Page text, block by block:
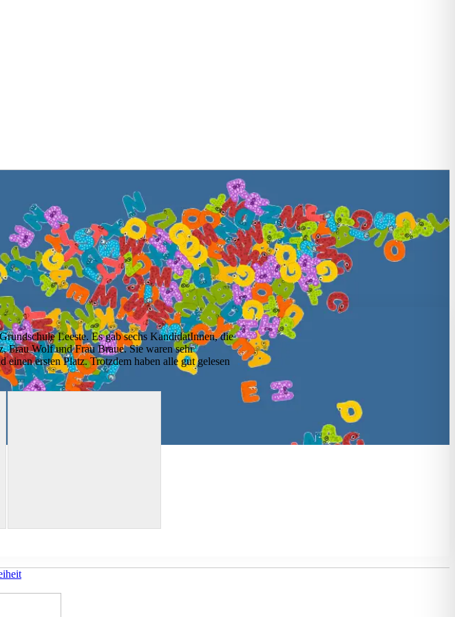
Leeste. Es gab sechs KandidatInnen, die
Frau Wolf und Frau Braue. Sie waren sehr
ersten Platz. Trotzdem haben alle gut gelesen